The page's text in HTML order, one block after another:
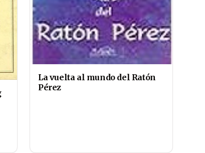
La vuelta al mundo del Ratón
Pérez